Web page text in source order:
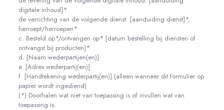
digitale inhoud]*
de verrichting van de volgende dienst: [aanduiding dienst]*,
herroept/herroepen*
c. Besteld op*/ontvangen op* [datum bestelling bij diensten of
ontvangst bij producten]*
d. [Naam wederpartijen(en)]
e. [Adres wederpartij(en)]
f. [Handtekening wederpartij(en)] (alleen wanneer dit formulier op
papier wordt ingediend)
(*) Doorhalen wat niet van toepassing is of invullen wat van
toepassing is.